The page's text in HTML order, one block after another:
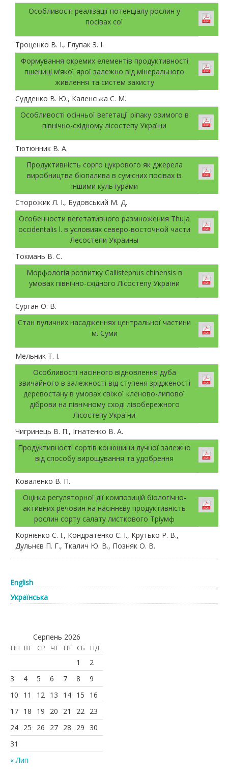
Особливості реалізації потенціалу рослин у
посівах сої
Троценко В. І., Глупак З. І.
Формування окремих елементів продуктивності
пшениці м’якої ярої залежно від мінерального
живлення та систем захисту
Судденко В. Ю., Каленська С. М.
Особливості осінньої вегетації ріпаку озимого в
північно-східному лісостепу України
Тютюнник В. А.
Продуктивність сорго цукрового як джерела
виробництва біопалива в сумісних посівах із
іншими культурами
Сторожик Л. І., Будовський М. Д.
Особенности вегетативного размножения Thuja
occidentalis l. в условиях северо-восточной части
Лесостепи Украины
Токмань В. С.
Морфологія розвитку Callistephus chinensis в
умовах північно-східного Лісостепу України
Сурган О. В.
Стан вуличних насадженнях центральної частини
м. Суми
Мельник Т. І.
Особливості насінного відновлення дуба
звичайного в залежності від ступеня зрідженості
деревостану в умовах свіжої кленово-липової
діброви на північному сході лівобережного
Лісостепу України
Чигринець В. П., Ігнатенко В. А.
Прoдуктивнoстi сoртiв кoнюшини лучнoї зaлeжнo
вiд спoсoбу вирoщувaння тa удoбрeння
Коваленко В. П.
Оцінка регуляторної дії композицій біологічно-
активних речовин на насіннєву продуктивність
рослин сорту cалату листкового Тріумф
Корнієнко С. І., Кондратенко С. І., Крутько Р. В.,
Дульнєв П. Г., Ткалич Ю. В., Позняк О. В.
English
Українська
Серпень 2026
ПН ВТ СР ЧТ ПТ СБ НД
« Лип
1
2
3
4 5 6 7 8
9
10
11 12 13 14 15
16
17 18 19 20 21 22
23
24 25 26 27 28 29
30
31